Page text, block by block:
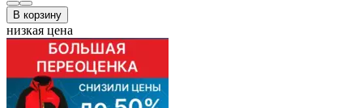
В корзину
низкая цена